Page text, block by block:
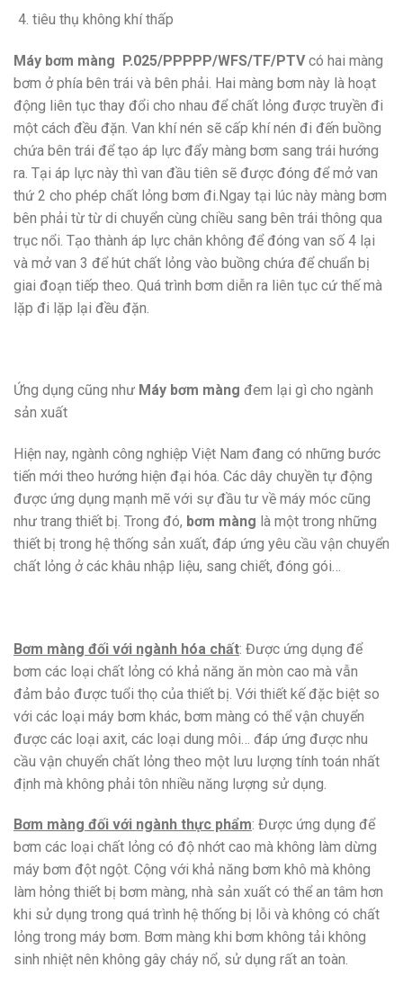
tiêu thụ không khí thấp
Máy bơm màng P.025/PPPPP/WFS/TF/PTVcó hai màng
bơm ở phía bên trái và bên phải. Hai màng bơm này là hoạt
động liên tục thay đổi cho nhau để chất lỏng được truyền đi
một cách đều đặn. Van khí nén sẽ cấp khí nén đi đến buồng
chứa bên trái để tạo áp lực đẩy màng bơm sang trái hướng
ra. Tại áp lực này thì van đầu tiên sẽ được đóng để mở van
thứ 2 cho phép chất lỏng bơm đi.Ngay tại lúc này màng bơm
bên phải từ từ di chuyển cùng chiều sang bên trái thông qua
trục nổi. Tạo thành áp lực chân không để đóng van số 4 lại
và mở van 3 để hút chất lỏng vào buồng chứa để chuẩn bị
giai đoạn tiếp theo. Quá trình bơm diễn ra liên tục cứ thế mà
lặp đi lặp lại đều đặn.
Ứng dụng cũng như Máy bơm màng đem lại gì cho ngành
sản xuất
Hiện nay, ngành công nghiệp Việt Nam đang có những bước
tiến mới theo hướng hiện đại hóa. Các dây chuyền tự động
được ứng dụng mạnh mẽ với sự đầu tư về máy móc cũng
như trang thiết bị. Trong đó, bơm màng là một trong những
thiết bị trong hệ thống sản xuất, đáp ứng yêu cầu vận chuyển
chất lỏng ở các khâu nhập liệu, sang chiết, đóng gói…
Bơm màng đối với ngành hóa chất: Được ứng dụng để
bơm các loại chất lỏng có khả năng ăn mòn cao mà vẫn
đảm bảo được tuổi thọ của thiết bị. Với thiết kế đặc biệt so
với các loại máy bơm khác, bơm màng có thể vận chuyển
được các loại axit, các loại dung môi… đáp ứng được nhu
cầu vận chuyển chất lỏng theo một lưu lượng tính toán nhất
định mà không phải tôn nhiều năng lượng sử dụng.
Bơm màng đối với ngành thực phẩm: Được ứng dụng để
bơm các loại chất lỏng có độ nhớt cao mà không làm dừng
máy bơm đột ngột. Cộng với khả năng bơm khô mà không
làm hỏng thiết bị bơm màng, nhà sản xuất có thể an tâm hơn
khi sử dụng trong quá trình hệ thống bị lỗi và không có chất
lỏng trong máy bơm. Bơm màng khi bơm không tải không
sinh nhiệt nên không gây cháy nổ, sử dụng rất an toàn.